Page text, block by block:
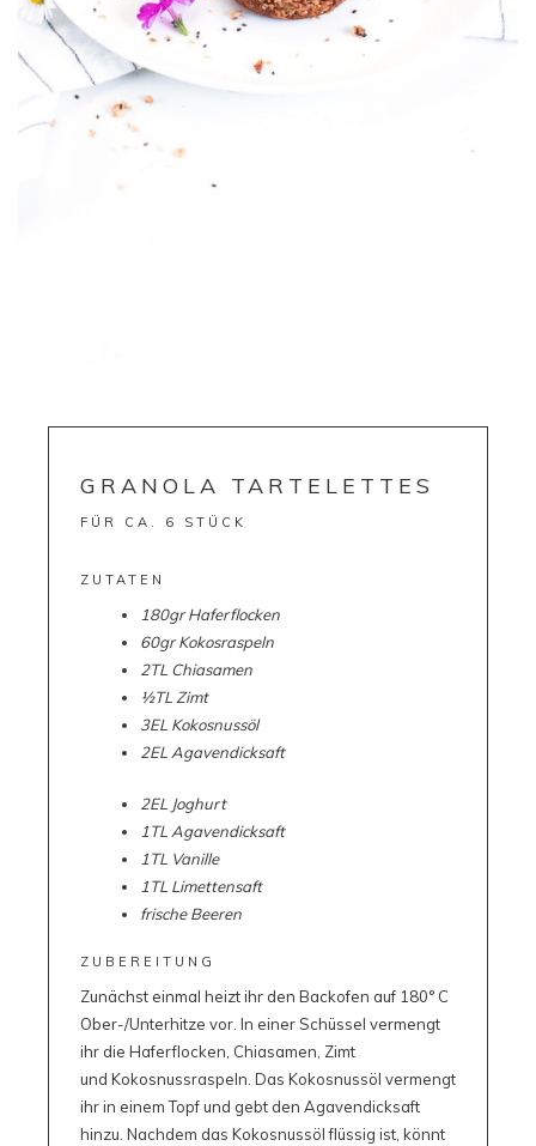
GRANOLA TARTELETTES
FÜR CA. 6 STÜCK
ZUTATEN
180gr Haferflocken
60gr Kokosraspeln
2TL Chiasamen
½TL Zimt
3EL Kokosnussöl
2EL Agavendicksaft
2EL Joghurt
1TL Agavendicksaft
1TL Vanille
1TL Limettensaft
frische Beeren
ZUBEREITUNG
Zunächst einmal heizt ihr den Backofen auf 180° C
Ober-/Unterhitze vor. In einer Schüssel vermengt
ihr die Haferflocken, Chiasamen, Zimt
und Kokosnussraspeln. Das Kokosnussöl vermengt
ihr in einem Topf und gebt den Agavendicksaft
hinzu. Nachdem das Kokosnussöl flüssig ist, könnt